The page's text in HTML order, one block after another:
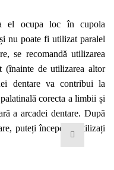
el ocupa locîn cupola
nu poate fi utilizat paralel
se recomandă utilizarea
(înainte de utilizarea altor
dentareva contribui la
palatinală corecta a limbii și
a arcadei dentare. După
e, puteți începe să utilizați